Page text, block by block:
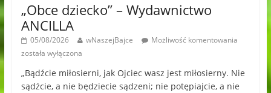
„Obce dziecko” – Wydawnictwo
ANCILLA
05/08/2026 wNaszejBajce
Możliwość komentowania
została wyłączona
„Bądźcie miłosierni, jak Ojciec wasz jest miłosierny. Nie
sądźcie, a nie będziecie sądzeni; nie potępiajcie, a nie